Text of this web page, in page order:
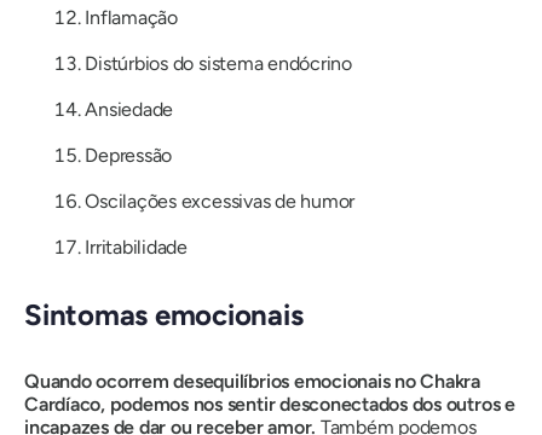
Inflamação
Distúrbios do sistema endócrino
Ansiedade
Depressão
Oscilações excessivas de humor
Irritabilidade
Sintomas emocionais
Quando ocorrem desequilíbrios emocionais no Chakra
Cardíaco, podemos nos sentir desconectados dos outros e
incapazes de dar ou receber amor. Também podemos